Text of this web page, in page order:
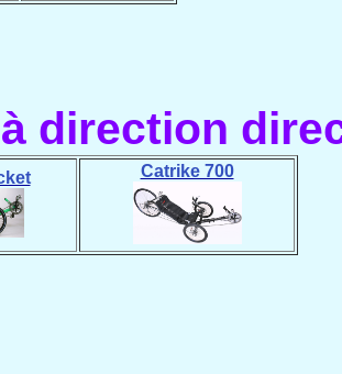
direction
Catrike 700